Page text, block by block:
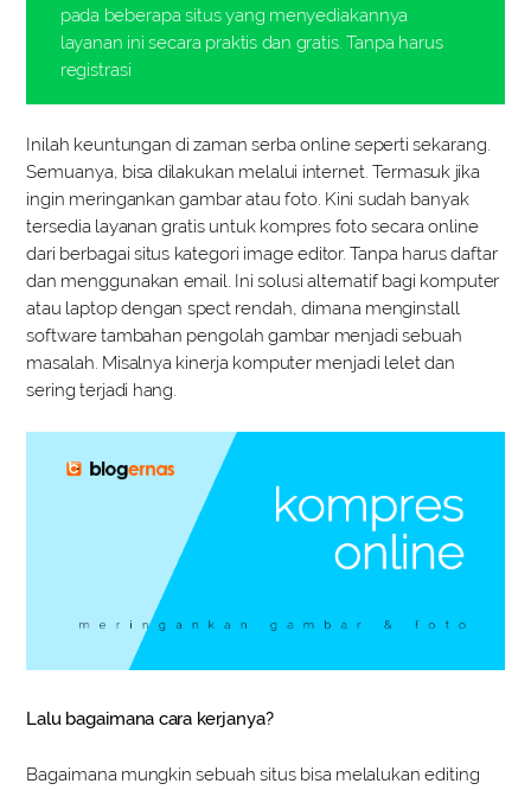
pada beberapa situs yang menyediakannya
layanan ini secara praktis dan gratis. Tanpa harus
registrasi
Inilah keuntungan di zaman serba online seperti sekarang.
Semuanya, bisa dilakukan melalui internet. Termasuk jika
ingin meringankan gambar atau foto. Kini sudah banyak
tersedia layanan gratis untuk kompres foto secara online
dari berbagai situs kategori image editor. Tanpa harus daftar
dan menggunakan email. Ini solusi alternatif bagi komputer
atau laptop dengan spect rendah, dimana menginstall
software tambahan pengolah gambar menjadi sebuah
masalah. Misalnya kinerja komputer menjadi lelet dan
sering terjadi hang.
Lalu bagaimana cara kerjanya?
Bagaimana mungkin sebuah situs bisa melalukan editing